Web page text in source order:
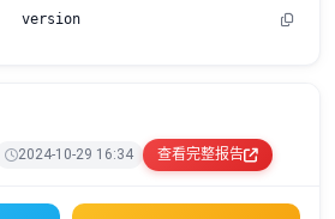
version
2024-10-29 16:34 查看完整报告